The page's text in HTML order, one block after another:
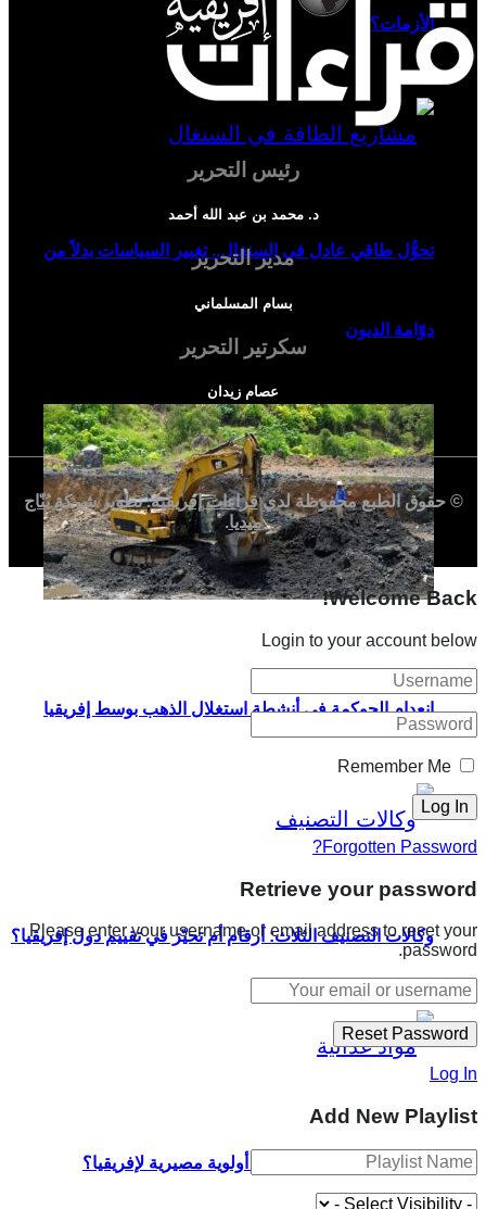
الأزمات؟
تحوُّل طاقي عادل في السنغال.. تغيير السياسات بدلاً من
دوّامة الديون
انعدام الحوكمة في أنشطة استغلال الذهب بوسط إفريقيا
وكالات التصنيف الثلاث: أرقام أم تحيّز في تقييم دول إفريقيا؟
لماذا تمثل السيادة الغذائية أولوية مصيرية لإفريقيا؟
رئيس التحرير
د. محمد بن عبد الله أحمد
مدير التحرير
بسام المسلماني
سكرتير التحرير
عصام زيدان
© حقوق الطبع محفوظة لديقراءات إفريقية. تطوير شركةبُنّاج
ميديا.
Welcome Back!
Login to your account below
Remember Me
Forgotten Password?
Retrieve your password
Please enter your username or email address to reset your
password.
Log In
Add New Playlist